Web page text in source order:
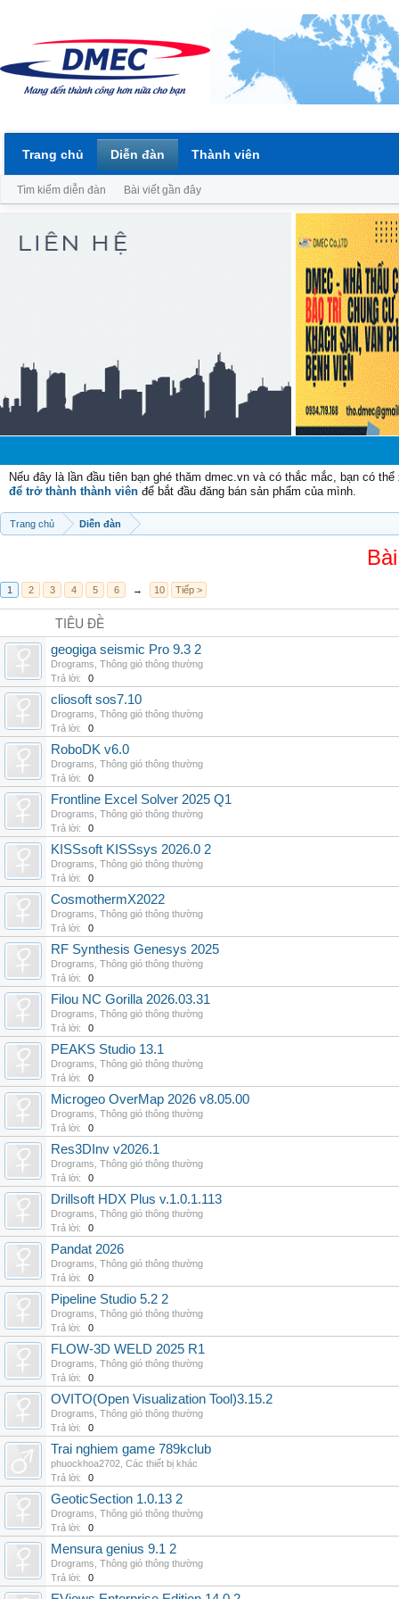
Nếu đây là lần đầu tiên bạn ghé thăm dmec.vn và có thắc mắc, bạn có
để trở thành thành viên để bắt đầu đăng bán sản phẩm của mình.
Trang chủ Diễn đàn
1 2 3 4 5 6 → 10 Tiếp >
TIÊU ĐỀ
geogiga seismic Pro 9.3 2
Drograms Thông gió thông thường
Trả lời:
0
cliosoft sos7.10
Drograms Thông gió thông thường
Trả lời:
0
RoboDK v6.0
Drograms Thông gió thông thường
Trả lời:
0
Frontline Excel Solver 2025 Q1
Drograms Thông gió thông thường
Trả lời:
0
KISSsoft KISSsys 2026.0 2
Drograms Thông gió thông thường
Trả lời:
0
CosmothermX2022
Drograms Thông gió thông thường
Trả lời:
0
RF Synthesis Genesys 2025
Drograms Thông gió thông thường
Trả lời:
0
Filou NC Gorilla 2026.03.31
Drograms Thông gió thông thường
Trả lời:
0
PEAKS Studio 13.1
Drograms Thông gió thông thường
Trả lời:
0
Microgeo OverMap 2026 v8.05.00
Drograms Thông gió thông thường
Trả lời:
0
Res3DInv v2026.1
Drograms Thông gió thông thường
Trả lời:
0
Drillsoft HDX Plus v.1.0.1.113
Drograms Thông gió thông thường
Trả lời:
0
Pandat 2026
Drograms Thông gió thông thường
Trả lời:
0
Pipeline Studio 5.2 2
Drograms Thông gió thông thường
Trả lời:
0
FLOW-3D WELD 2025 R1
Drograms Thông gió thông thường
Trả lời:
0
OVITO(Open Visualization Tool)3.15.2
Drograms Thông gió thông thường
Trả lời:
0
Trai nghiem game 789kclub
phuockhoa2702 Các thiết bị khác
Trả lời:
0
GeoticSection 1.0.13 2
Drograms Thông gió thông thường
Trả lời:
0
Mensura genius 9.1 2
Drograms Thông gió thông thường
Trả lời:
0
Trang chủ Diễn đàn
Tìm kiếm diễn đàn Bài viết gần đây
Thành viên